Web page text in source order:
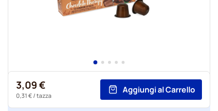
3,09 €
0,31 €/ tazza
Aggiungi al Carrello